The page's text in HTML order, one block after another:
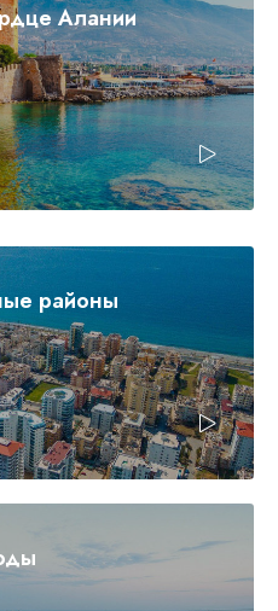
Алании
районы